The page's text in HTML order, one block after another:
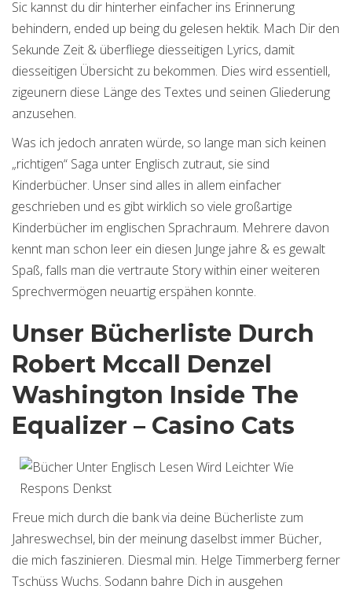
Sic kannst du dir hinterher einfacher ins Erinnerung
behindern, ended up being du gelesen hektik. Mach Dir den
Sekunde Zeit & überfliege diesseitigen Lyrics, damit
diesseitigen Übersicht zu bekommen. Dies wird essentiell,
zigeunern diese Länge des Textes und seinen Gliederung
anzusehen.
Was ich jedoch anraten würde, so lange man sich keinen
„richtigen“ Saga unter Englisch zutraut, sie sind
Kinderbücher. Unser sind alles in allem einfacher
geschrieben und es gibt wirklich so viele großartige
Kinderbücher im englischen Sprachraum. Mehrere davon
kennt man schon leer ein diesen Junge jahre & es gewalt
Spaß, falls man die vertraute Story within einer weiteren
Sprechvermögen neuartig erspähen konnte.
Unser Bücherliste Durch
Robert Mccall Denzel
Washington Inside The
Equalizer – Casino Cats
Freue mich durch die bank via deine Bücherliste zum
Jahreswechsel, bin der meinung daselbst immer Bücher,
die mich faszinieren. Diesmal min. Helge Timmerberg ferner
Tschüss Wuchs. Sodann bahre Dich in ausgehen